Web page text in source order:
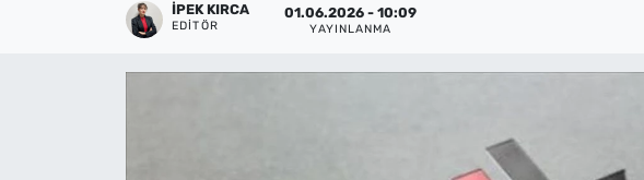
İPEK KIRCA
EDITÖR
01.06.2026 - 10:09
YAYINLANMA